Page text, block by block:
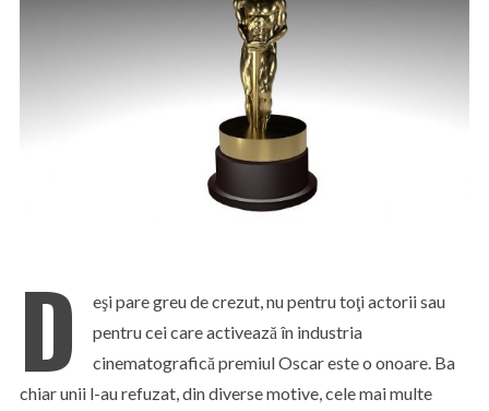
D
eşi pare greu de crezut, nu pentru toţi actorii sau
pentru cei care activează în industria
cinematografică premiul Oscar este o onoare. Ba
chiar unii l-au refuzat, din diverse motive, cele mai multe